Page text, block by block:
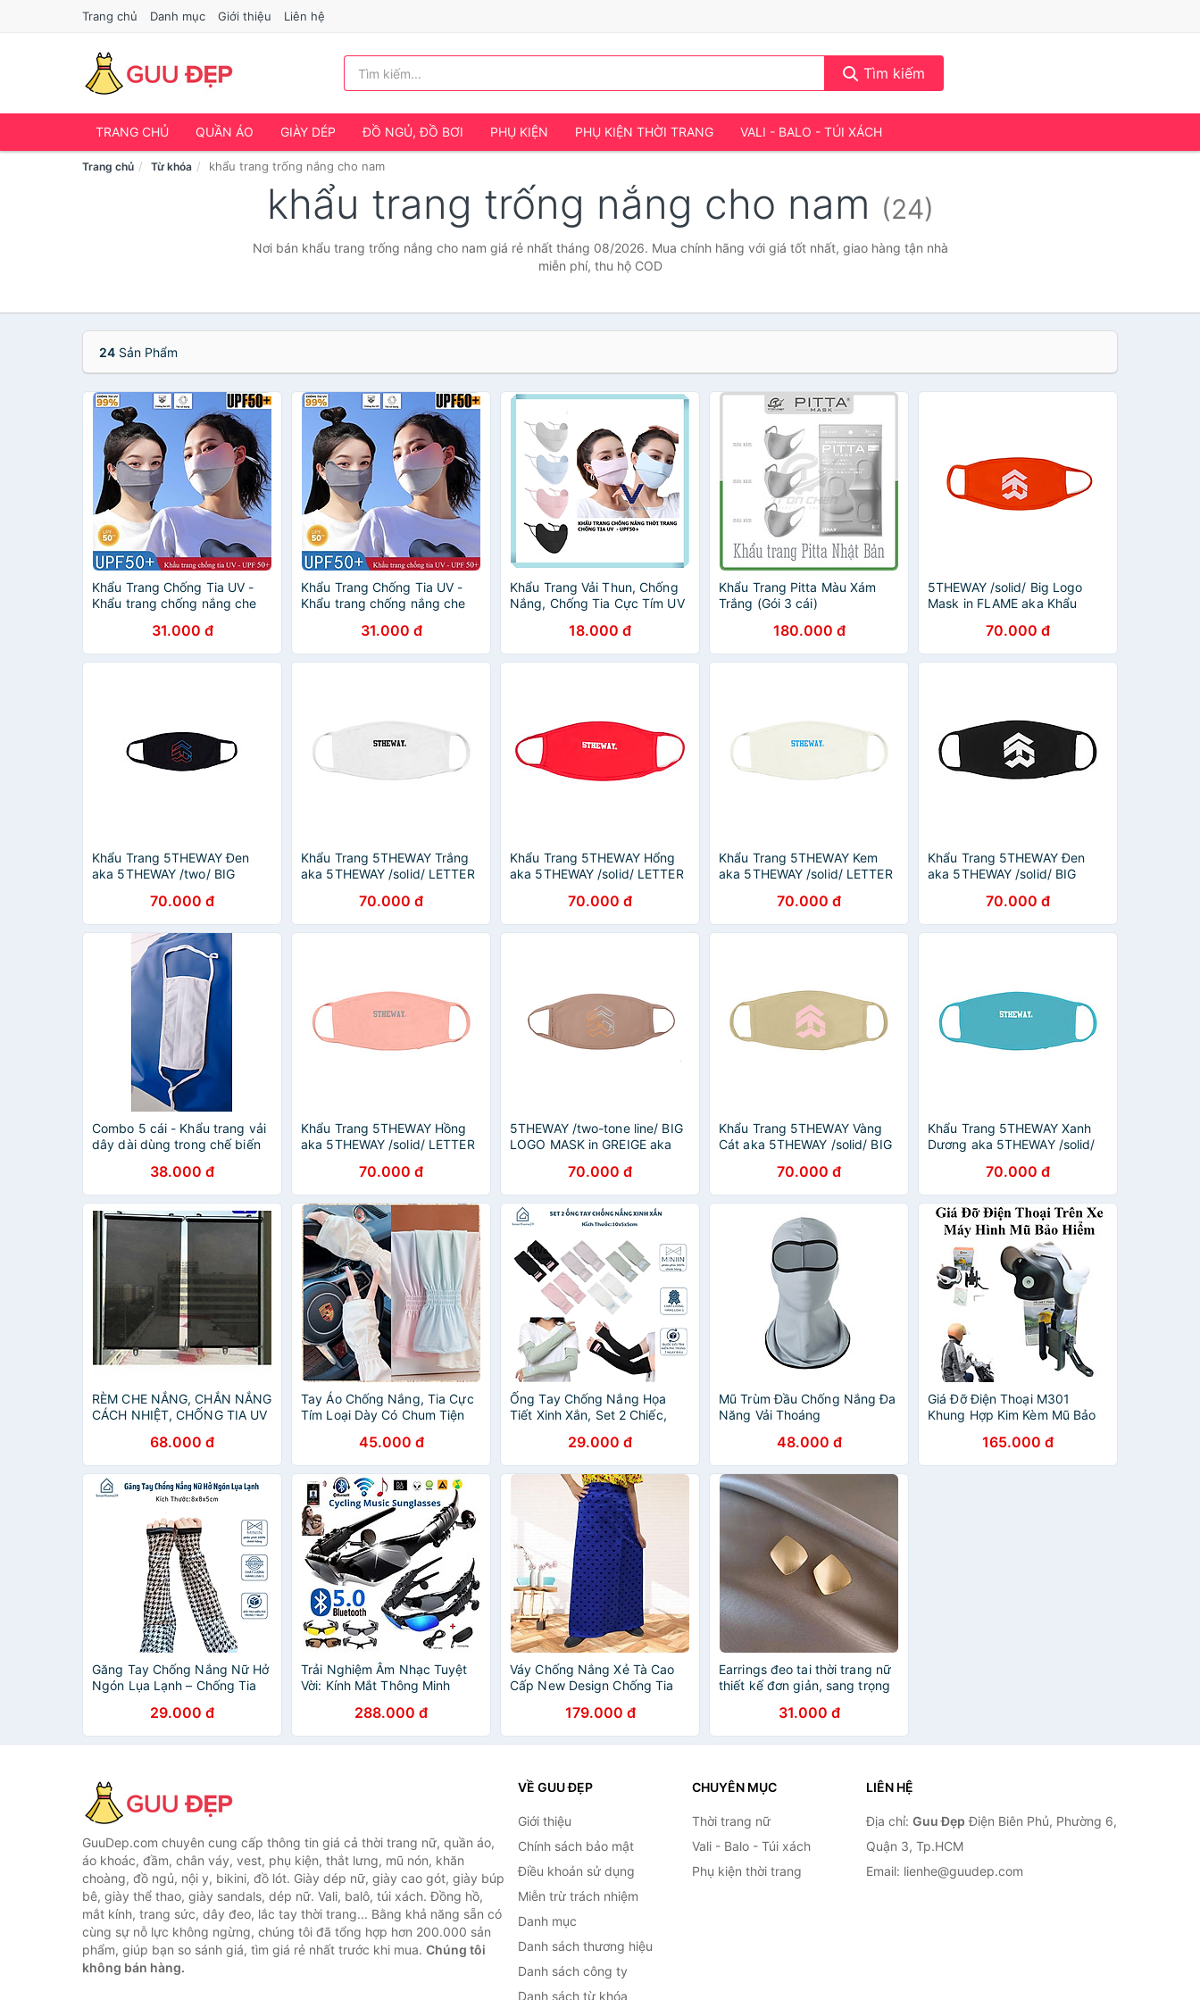
Trang chủ Danh mục Giới thiệu Liên hệ
Tìm kiếm
TRANG CHỦ QUẦN ÁO GIÀY DÉP ĐỒ NGỦ, ĐỒ BƠI PHỤ KIỆN PHỤ KIỆN THỜI TRANG VALI - BALO - TÚI XÁCH
Trang chủ Từ khóa khẩu trang trống nắng cho nam
khẩu trang trống nắng cho nam (24)
Nơi bán khẩu trang trống nắng cho nam giá rẻ nhất tháng 08/2026. Mua chính hãng với giá tốt nhất, giao hàng tận nhà
miễn phí, thu hộ COD
24 Sản Phẩm
Khẩu Trang Chống Tia UV -
Khẩu trang chống nắng che
31.000 đ
Khẩu Trang Chống Tia UV -
Khẩu trang chống nắng che
31.000 đ
Khẩu Trang Vải Thun, Chống
Nắng, Chống Tia Cực Tím UV
18.000 đ
Khẩu Trang Pitta Màu Xám
Trắng (Gói 3 cái)
180.000 đ
5THEWAY /solid/ Big Logo
Mask in FLAME aka Khẩu
70.000 đ
Khẩu Trang 5THEWAY Đen
aka 5THEWAY /two/ BIG
70.000 đ
Khẩu Trang 5THEWAY Trắng
aka 5THEWAY /solid/ LETTER
70.000 đ
Khẩu Trang 5THEWAY Hổng
aka 5THEWAY /solid/ LETTER
70.000 đ
Khẩu Trang 5THEWAY Kem
aka 5THEWAY /solid/ LETTER
70.000 đ
Khẩu Trang 5THEWAY Đen
aka 5THEWAY /solid/ BIG
70.000 đ
Combo 5 cái - Khẩu trang vải
dây dài dùng trong chế biến
38.000 đ
Khẩu Trang 5THEWAY Hồng
aka 5THEWAY /solid/ LETTER
70.000 đ
5THEWAY /two-tone line/ BIG
LOGO MASK in GREIGE aka
70.000 đ
Khẩu Trang 5THEWAY Vàng
Cát aka 5THEWAY /solid/ BIG
70.000 đ
Khẩu Trang 5THEWAY Xanh
Dương aka 5THEWAY /solid/
MARINE BLUE70.000 đ
RÈM CHE NẮNG, CHẮN NẮNG
CÁCH NHIỆT, CHỐNG TIA UV
68.000 đ
Tay Áo Chống Nắng, Tia Cực
Tím Loại Dày Có Chum Tiện
45.000 đ
Ống Tay Chống Nắng Họa
Tiết Xinh Xắn, Set 2 Chiếc,
SWEET - HÀNG CHÍNH HÃNG
MINIIN
29.000 đ
Mũ Trùm Đầu Chống Nắng Đa
Năng Vải Thoáng
48.000 đ
Giá Đỡ Điện Thoại M301
Khung Hợp Kim Kèm Mũ Bảo
165.000 đ
Găng Tay Chống Nắng Nữ Hở
Ngón Lụa Lạnh – Chống Tia
Hàn Quốc - HÀNG CHÍNH
HÃNG MINIIN
29.000 đ
Trải Nghiệm Âm Nhạc Tuyệt
Vời: Kính Mắt Thông Minh
Chống UV Loại Tốt , PHỤ KIỆN
KÍNH MẮT , ĐÈN TRANG TRÍ
288.000 đ
Váy Chống Nắng Xẻ Tà Cao
Cấp New Design Chống Tia
Thoáng mát (Freesize 40-75
kg) VCN001
179.000 đ
Earrings đeo tai thời trang nữ
thiết kế đơn giản, sang trọng
31.000 đ
GuuDep.com chuyên cung cấp thông tin giá cả thời trang nữ, quần áo,
áo khoác, đầm, chân váy, vest, phụ kiện, thắt lưng, mũ nón, khăn
choàng, đồ ngủ, nội y, bikini, đồ lót. Giày dép nữ, giày cao gót, giày búp
bê, giày thể thao, giày sandals, dép nữ. Vali, balô, túi xách. Đồng hồ,
mắt kính, trang sức, dây đeo, lắc tay thời trang... Bằng khả năng sẵn có
cùng sự nỗ lực không ngừng, chúng tôi đã tổng hợp hơn 200.000 sản
phẩm, giúp bạn so sánh giá, tìm giá rẻ nhất trước khi mua. Chúng tôi
không bán hàng.
VỀ GUU ĐẸP
Giới thiệu
Chính sách bảo mật
Điều khoản sử dụng
Miễn trừ trách nhiệm
Danh mục
Danh sách thương hiệu
Danh sách công ty
Danh sách từ khóa
CHUYÊN MỤC
Thời trang nữ
Vali - Balo - Túi xách
Phụ kiện thời trang
LIÊN HỆ
Địa chỉ: Guu Đẹp Điện Biên Phủ, Phường 6,
Quận 3, Tp.HCM
Email: lienhe@guudep.com